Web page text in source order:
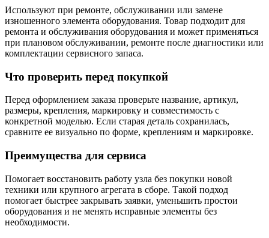
Используют при ремонте, обслуживании или замене
изношенного элемента оборудования. Товар подходит для
ремонта и обслуживания оборудования и может применяться
при плановом обслуживании, ремонте после диагностики или
комплектации сервисного запаса.
Что проверить перед покупкой
Перед оформлением заказа проверьте название, артикул,
размеры, крепления, маркировку и совместимость с
конкретной моделью. Если старая деталь сохранилась,
сравните ее визуально по форме, креплениям и маркировке.
Преимущества для сервиса
Помогает восстановить работу узла без покупки новой
техники или крупного агрегата в сборе. Такой подход
помогает быстрее закрывать заявки, уменьшить простои
оборудования и не менять исправные элементы без
необходимости.